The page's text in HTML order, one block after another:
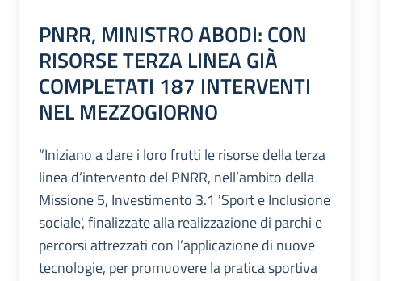
PNRR, MINISTRO ABODI: CON
RISORSE TERZA LINEA GIÀ
COMPLETATI 187 INTERVENTI
NEL MEZZOGIORNO
“Iniziano a dare i loro frutti le risorse della terza
linea d’intervento del PNRR, nell’ambito della
Missione 5, Investimento 3.1 'Sport e Inclusione
sociale', finalizzate alla realizzazione di parchi e
percorsi attrezzati con l’applicazione di nuove
tecnologie, per promuovere la pratica sportiva